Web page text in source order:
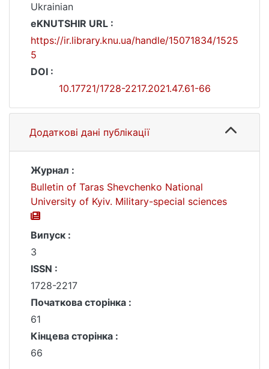
Ukrainian
eKNUTSHIR URL :
https://ir.library.knu.ua/handle/15071834/1525
5
DOI :
10.17721/1728-2217.2021.47.61-66
Додаткові дані публікації
Журнал :
Bulletin of Taras Shevchenko National
University of Kyiv. Military-special sciences
Випуск :
3
ISSN :
1728-2217
Початкова сторінка :
61
Кінцева сторінка :
66